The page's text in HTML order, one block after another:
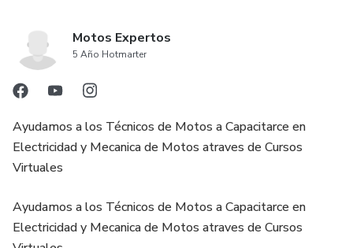
Motos Expertos
5 Año Hotmarter
Ayudamos a los Técnicos de Motos a Capacitarce en
Electricidad y Mecanica de Motos atraves de Cursos
Virtuales
Ayudamos a los Técnicos de Motos a Capacitarce en
Electricidad y Mecanica de Motos atraves de Cursos